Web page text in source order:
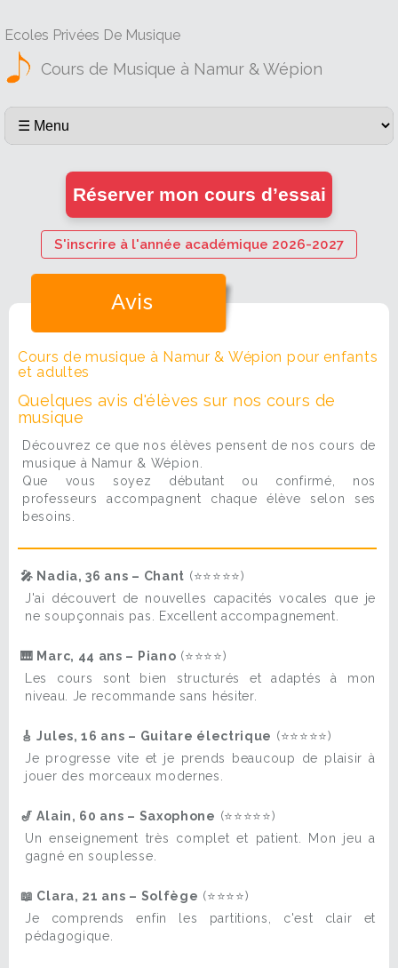
Ecoles Privées De Musique
Cours de Musique à Namur & Wépion
Réserver mon cours d’essai
S'inscrire à l'année académique 2026-2027
Avis
Cours de musique à Namur & Wépion pour enfants
et adultes
Quelques avis d'élèves sur nos cours de
musique
Découvrez ce que nos élèves pensent de nos cours de
musique à Namur & Wépion.
Que vous soyez débutant ou confirmé, nos
professeurs accompagnent chaque élève selon ses
besoins.
🎤 Nadia, 36 ans – Chant (⭐⭐⭐⭐⭐)
J'ai découvert de nouvelles capacités vocales que je
ne soupçonnais pas. Excellent accompagnement.
🎹 Marc, 44 ans – Piano (⭐⭐⭐⭐)
Les cours sont bien structurés et adaptés à mon
niveau. Je recommande sans hésiter.
🎸 Jules, 16 ans – Guitare électrique (⭐⭐⭐⭐⭐)
Je progresse vite et je prends beaucoup de plaisir à
jouer des morceaux modernes.
🎷 Alain, 60 ans – Saxophone (⭐⭐⭐⭐⭐)
Un enseignement très complet et patient. Mon jeu a
gagné en souplesse.
📖 Clara, 21 ans – Solfège (⭐⭐⭐⭐)
Je comprends enfin les partitions, c'est clair et
pédagogique.